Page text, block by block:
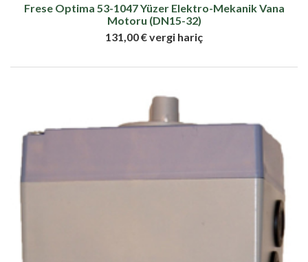
Frese Optima 53-1047 Yüzer Elektro-Mekanik Vana
Motoru (DN15-32)
131,00 € vergi hariç